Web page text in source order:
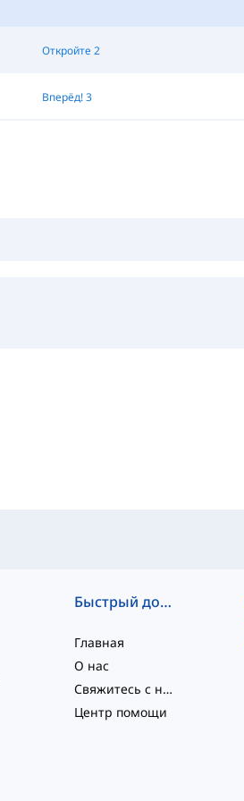
Откройте 2
Вперёд! 3
Быстрый доступ
Главная
О нас
Свяжитесь с нами
Центр помощи